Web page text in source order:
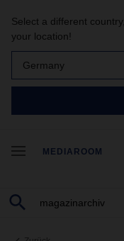
Select a different
your location!
Germany
MEDIAROOM